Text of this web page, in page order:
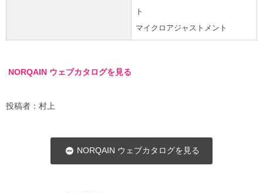
ト
マイクロアジャストメント
NORQAIN ウェブカタログを見る
投稿者：村上
NORQAIN ウェブカタログを見る